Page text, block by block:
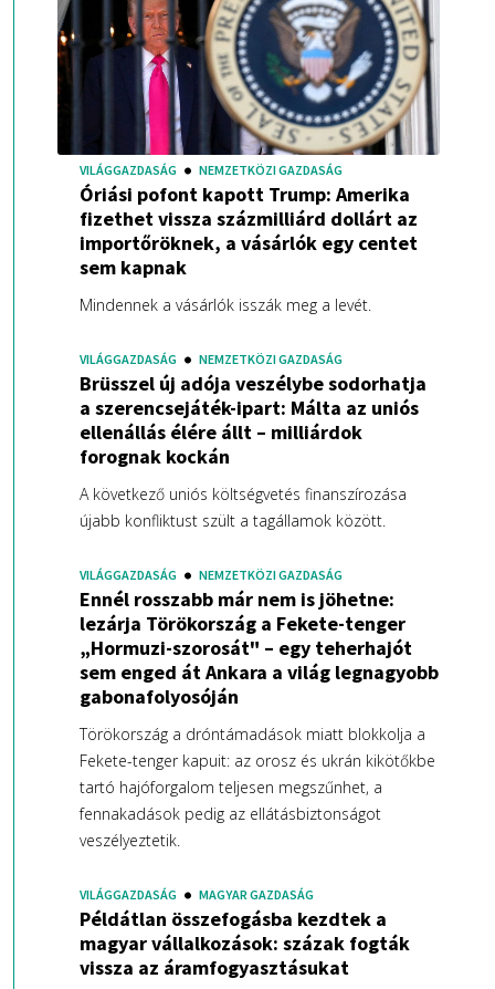
VILÁGGAZDASÁG NEMZETKÖZI GAZDASÁG
Óriási pofont kapott Trump: Amerika
fizethet vissza százmilliárd dollárt az
importőröknek, a vásárlók egy centet
sem kapnak
Mindennek a vásárlók isszák meg a levét.
VILÁGGAZDASÁG NEMZETKÖZI GAZDASÁG
Brüsszel új adója veszélybe sodorhatja
a szerencsejáték-ipart: Málta az uniós
ellenállás élére állt – milliárdok
forognak kockán
A következő uniós költségvetés finanszírozása
újabb konfliktust szült a tagállamok között.
VILÁGGAZDASÁG NEMZETKÖZI GAZDASÁG
Ennél rosszabb már nem is jöhetne:
lezárja Törökország a Fekete-tenger
„Hormuzi-szorosát" – egy teherhajót
sem enged át Ankara a világ legnagyobb
gabonafolyosóján
Törökország a dróntámadások miatt blokkolja a
Fekete-tenger kapuit: az orosz és ukrán kikötőkbe
tartó hajóforgalom teljesen megszűnhet, a
fennakadások pedig az ellátásbiztonságot
veszélyeztetik.
VILÁGGAZDASÁG MAGYAR GAZDASÁG
Példátlan összefogásba kezdtek a
magyar vállalkozások: százak fogták
vissza az áramfogyasztásukat